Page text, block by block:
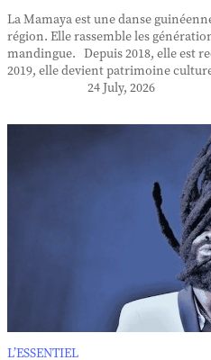
La Mamaya est une danse
région. Elle rassemble les
mandingue. Depuis 2018, elle est
2019, elle devient patrimoine
24 July, 2026
L’ESSENTIEL